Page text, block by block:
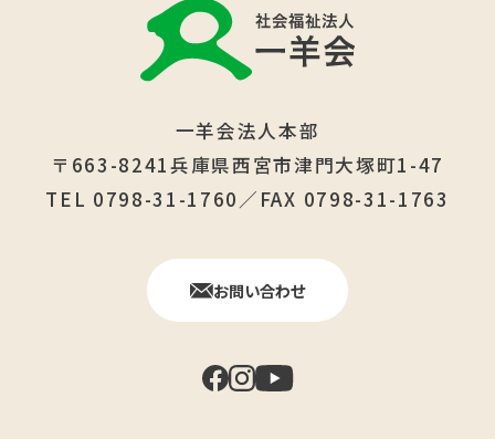
一羊会法人本部
〒663-8241兵庫県西宮市津門大塚町1-47
TEL 0798-31-1760／FAX 0798-31-1763
お問い合わせ